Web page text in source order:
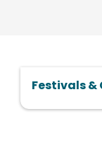
Festivals &